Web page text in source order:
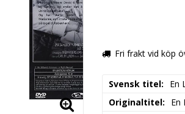
Fri frakt vid köp
Svensk titel
En
Originaltitel
En